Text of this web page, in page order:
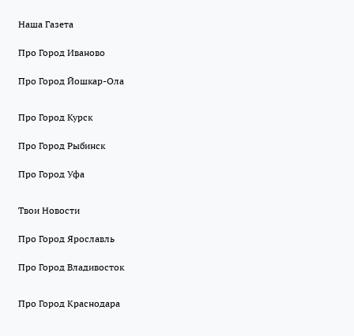
Наша Газета
Про Город Иваново
Про Город Йошкар-Ола
Про Город Курск
Про Город Рыбинск
Про Город Уфа
Твои Новости
Про Город Ярославль
Про Город Владивосток
Про Город Краснодара